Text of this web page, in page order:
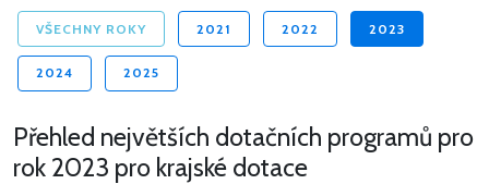
VŠECHNY ROKY 2021 2022 2023
2024 2025
Přehled největších dotačních programů pro
rok 2023 pro krajské dotace